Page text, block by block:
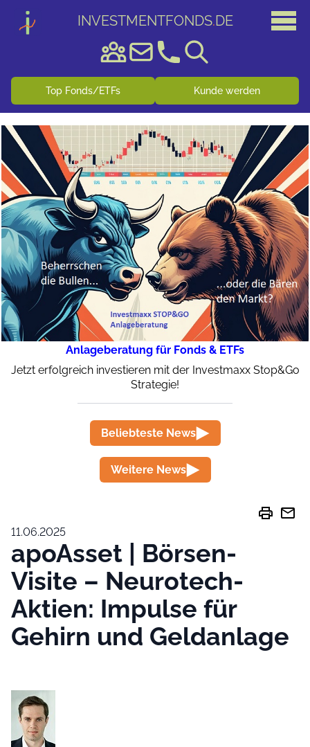
INVESTMENTFONDS.DE
Top Fonds/ETFs Kunde werden
Anlageberatung für Fonds & ETFs
Jetzt erfolgreich investieren mit der Investmaxx Stop&Go
Strategie!
Beliebteste News
Weitere News
print mail
11.06.2025
apoAsset | Börsen-
Visite – Neurotech-
Aktien: Impulse für
Gehirn und Geldanlage